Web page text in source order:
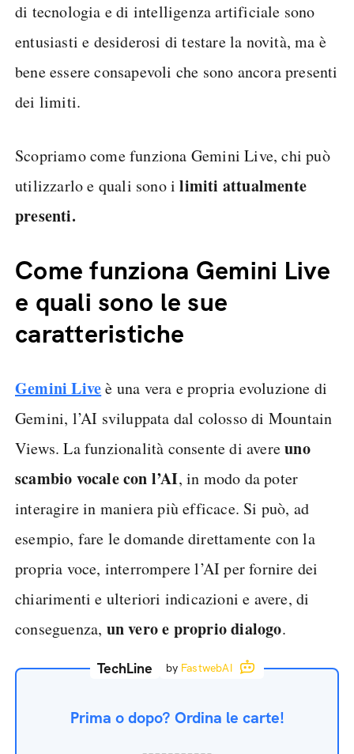
di tecnologia e di intelligenza artificiale sono
entusiasti e desiderosi di testare la novità, ma è
bene essere consapevoli che sono ancora presenti
dei limiti.
Scopriamo come funziona Gemini Live, chi può
utilizzarlo e quali sono ilimiti attualmente
presenti.
Come funziona Gemini Live
e quali sono le sue
caratteristiche
Gemini Liveè una vera e propria evoluzione di
Gemini, l’AI sviluppata dal colosso di Mountain
Views. La funzionalità consente di avereuno
scambio vocale con l’AI, in modo da poter
interagire in maniera più efficace. Si può, ad
esempio, fare le domande direttamente con la
propria voce, interrompere l’AI per fornire dei
chiarimenti e ulteriori indicazioni e avere, di
conseguenza, un vero e proprio dialogo.
TechLine by FastwebAI
Prima o dopo? Ordina le carte!